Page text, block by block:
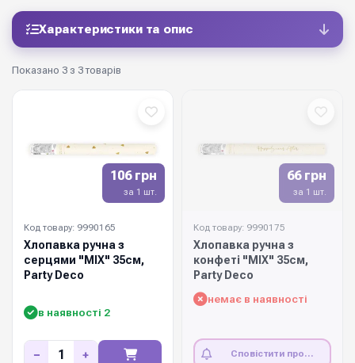
Характеристики та опис
Показано 3 з 3 товарів
106 грн
за 1 шт.
Код товару: 9990165
Хлопавка ручна з
серцями "MIX" 35см,
Party Deco
в наявності 2
− +
66 грн
за 1 шт.
Код товару: 9990175
Хлопавка ручна з
конфеті "MIX" 35см,
Party Deco
немає в наявності
Сповістити про